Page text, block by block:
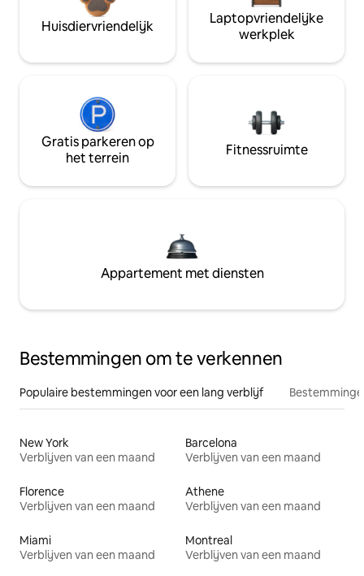
Huisdiervriendelijk
Laptopvriendelijke
werkplek
Gratis parkeren op
het terrein
Fitnessruimte
Appartement met diensten
Bestemmingen om te verkennen
Populaire bestemmingen voor een lang verblijf
New York
Verblijven van een maand
Barcelona
Verblijven van een maand
Florence
Verblijven van een maand
Athene
Verblijven van een maand
Miami
Verblijven van een maand
Montreal
Verblijven van een maand